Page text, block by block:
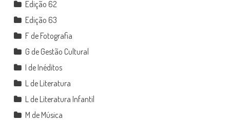
Edição 62
Edição 63
F de Fotografia
G de Gestão Cultural
I de Inéditos
L de Literatura
L de Literatura Infantil
M de Música